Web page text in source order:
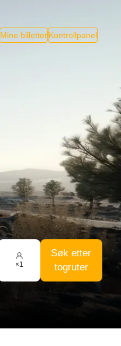
Mine billetterKontrollpanel
×1
Søk etter
togruter